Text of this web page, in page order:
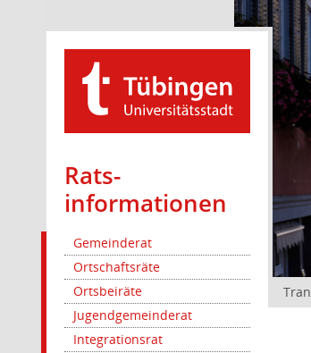
Rats­
informationen
Gemeinderat
Ortschaftsräte
Ortsbeiräte
Jugendgemeinderat
Integrationsrat